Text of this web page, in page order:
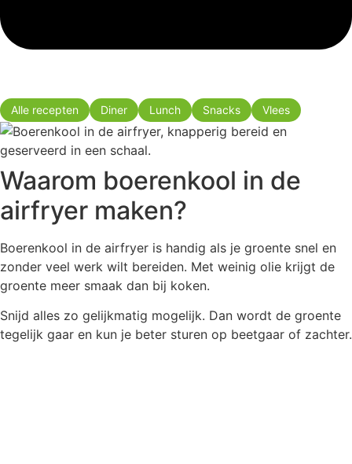
Alle recepten Diner Lunch Snacks Vlees
Waarom boerenkool in de
airfryer maken?
Boerenkool in de airfryer is handig als je groente snel en
zonder veel werk wilt bereiden. Met weinig olie krijgt de
groente meer smaak dan bij koken.
Snijd alles zo gelijkmatig mogelijk. Dan wordt de groente
tegelijk gaar en kun je beter sturen op beetgaar of zachter.